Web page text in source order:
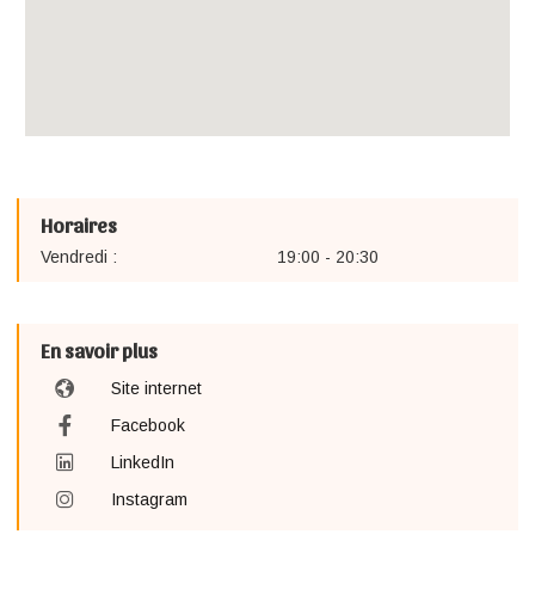
Horaires
Vendredi : 19:00 - 20:30
En savoir plus
Site internet
Facebook
LinkedIn
Instagram